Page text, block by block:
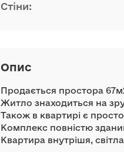
Стіни:
Опис
Продається простора
Житло знаходиться на
Також в квартирі є
Комплекс повністю
Квартира внутрішя,